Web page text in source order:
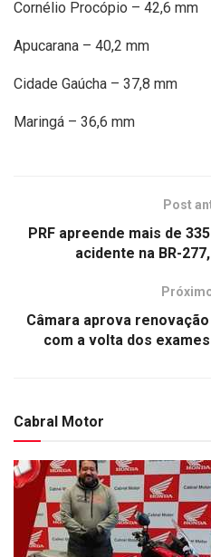
Cornélio Procópio – 42,6 mm
Apucarana – 40,2 mm
Cidade Gaúcha – 37,8 mm
Maringá – 36,6 mm
Post
PRF apreende mais de
acidente na BR-
Câmara aprova
com a volta dos
Cabral Motor